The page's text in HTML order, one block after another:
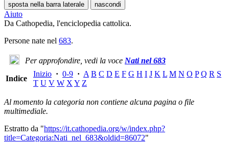
sposta nella barra laterale nascondi
Aiuto
Da Cathopedia, l'enciclopedia cattolica.
Persone nate nel 683.
Per approfondire, vedi la voce Nati nel 683
Indice
Inizio · 0-9 · A B C D E F G H I J K L M N O P Q R S
T U V W XY Z
Al momento la categoria non contiene alcuna pagina o file
multimediale.
Estratto da "https://it.cathopedia.org/w/index.php?
title=Categoria:Nati_nel_683&oldid=86072"